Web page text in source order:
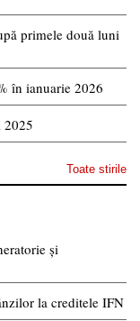
primele două luni
în ianuarie 2026
2025
Toate stirile
și
la creditele IFN